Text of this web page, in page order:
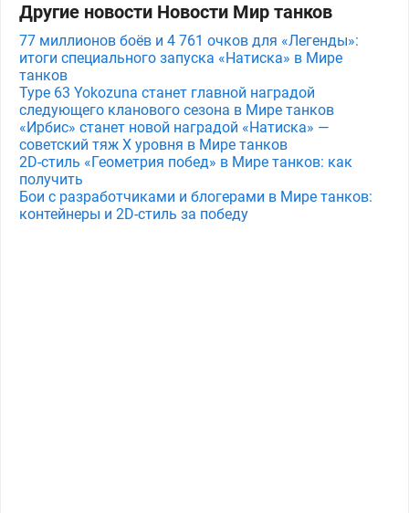
Другие новости Новости Мир танков
77 миллионов боёв и 4 761 очков для «Легенды»:
итоги специального запуска «Натиска» в Мире
танков
Type 63 Yokozuna станет главной наградой
следующего кланового сезона в Мире танков
«Ирбис» станет новой наградой «Натиска» —
советский тяж X уровня в Мире танков
2D-стиль «Геометрия побед» в Мире танков: как
получить
Бои с разработчиками и блогерами в Мире танков:
контейнеры и 2D-стиль за победу